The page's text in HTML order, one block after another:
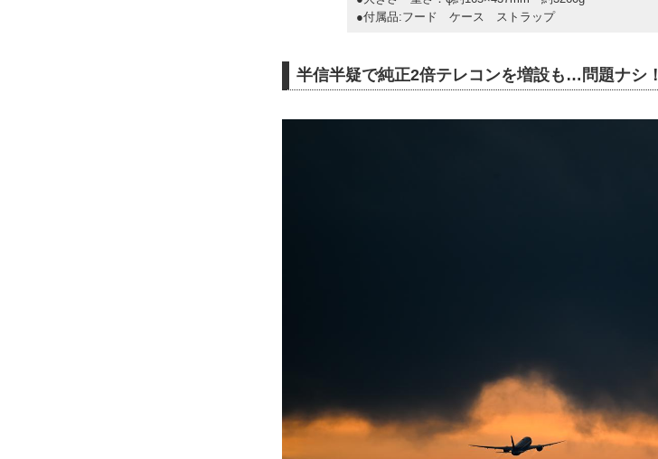
●付属品:フード ケース ストラップ
半信半疑で純正2倍テレコンを増設も…問題ナシ！